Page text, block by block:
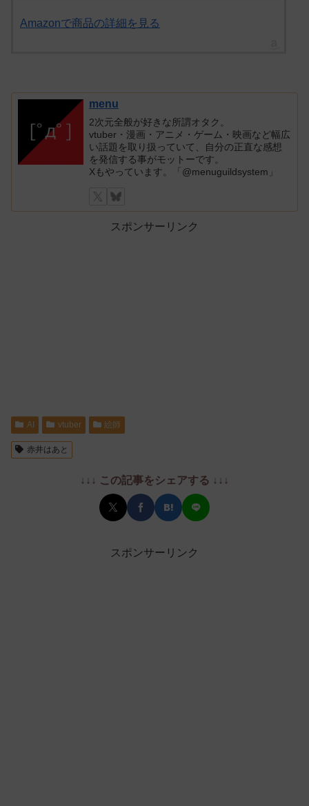
Amazonで商品の詳細を見る
menu
2次元全般が好きな所謂オタク。
vtuber・漫画・アニメ・ゲーム・映画など幅広
い話題を取り扱っていて、自分の正直な感想
を発信する事がモットーです。
Xもやっています。「@menuguildsystem」
スポンサーリンク
AI vtuber 絵師
赤井はあと
↓↓↓ この記事をシェアする ↓↓↓
スポンサーリンク